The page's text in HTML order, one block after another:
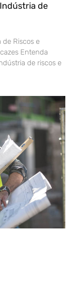
de
de Riscos e
Entenda
de riscos e